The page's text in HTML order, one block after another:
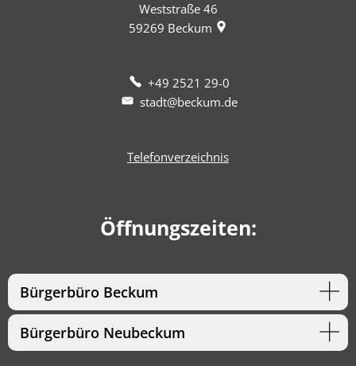
Weststraße 46
59269 Beckum
+49 2521 29-0
stadt@beckum.de
Telefonverzeichnis
Öffnungszeiten:
Bürgerbüro Beckum
Bürgerbüro Neubeckum